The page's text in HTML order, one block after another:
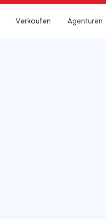
Verkaufen Agenturen